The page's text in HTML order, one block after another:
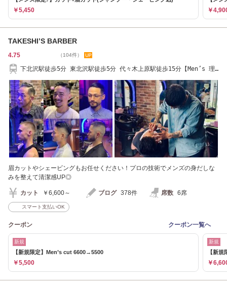
￥5,450 ￥
TAKESHI’S BARBER
4.75 （104件）
下北沢駅徒歩5分 東北沢駅徒歩5分 代々木上原駅徒歩15分【Men’s 理
眉カットやシェービングもお任せください！プロの技術でメンズの身だしな
みを整えて清潔感UP◎
カット ￥6,600～ ブログ 378件 席数 6席
スマート支払いOK
クーポン クーポン一覧へ
新規
【新規限定】Men’s cut 6600→5500
￥5,500
新規
【新
￥